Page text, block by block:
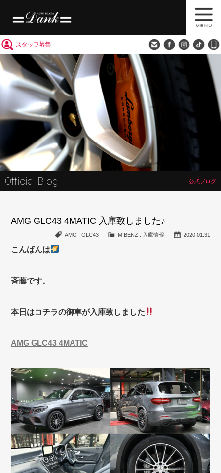
スタッフ募集
Official Blog 公式ブログ
AMG GLC43 4MATIC 入庫致しました♪
2020.01.31
M.BENZ 入庫情報
AMG GLC43
こんばんは
斉藤です。
本日はコチラの御車が入庫致しました
AMG GLC43 4MATIC